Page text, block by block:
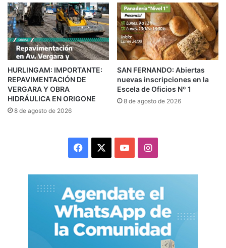
la Incubadora del Programa “MiModa
Impulsa”, un programa que busca crear una
marca local promoviendo el reciclado
textil. Requisitos para desfilar: ser vecina/o
de Ituzaingó, mayor de 18 años y tener
actitud!
FUENTE, MUNICIPIO
HURLINGAM: IMPORTANTE:
REPAVIMENTACIÓN DE
VERGARA Y OBRA
HIDRÁULICA EN ORIGONE
8 de agosto de 2026
SAN FERNANDO: Abiertas
nuevas inscripciones en la
Escela de Oficios Nº 1
8 de agosto de 2026
Facebook YouTubeInstagram